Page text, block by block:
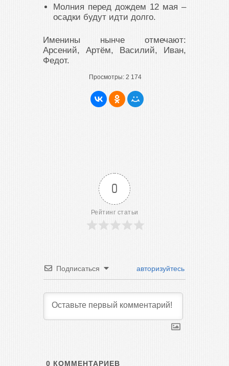
Молния перед дождем 12 мая –
осадки будут идти долго.
Именины нынче отмечают:
Арсений, Артём, Василий, Иван,
Федот.
Просмотры: 2 174
0
Рейтинг статьи
Подписаться авторизуйтесь
0 КОММЕНТАРИЕВ